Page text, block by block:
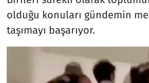
olduğu konuları gündemin
taşımayı başarıyor.
Resmi İlanlar
Rüya Tabirleri
Sağlık